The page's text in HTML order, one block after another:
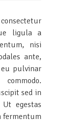
ligula a
nisi
ante,
pulvinar
sed in
egestas
fermentum